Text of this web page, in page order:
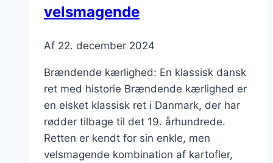
velsmagende
Af 22. december 2024
Brændende kærlighed: En klassisk dansk
ret med historie Brændende kærlighed er
en elsket klassisk ret i Danmark, der har
rødder tilbage til det 19. århundrede.
Retten er kendt for sin enkle, men
velsmagende kombination af kartofler,